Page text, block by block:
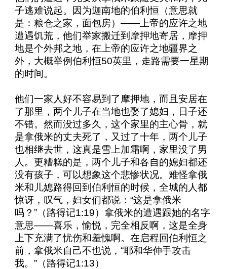
子逃难说起。因为迦南地的伯利恒（意思就
是：粮仓之家，面包房）——上帝的应许之地
遭遇饥荒，他们举家搬迁到摩押地寄居，摩押
地是个外邦之地，在上帝的应许之地疆界之
外，大概举例伯利恒50英里，走路需要一星期
的时间。
他们一家人好不容易到了摩押地，而且安居在
了那里，两个儿子在当地也娶了媳妇，日子还
不错。然而没过多久，这个家里的主心骨，就
是拿俄米的丈夫死了，又过了十年，两个儿子
也相继去世，这真是雪上加霜啊，家里没了男
人。更糟糕的是，两个儿子和各自的媳妇都还
没有孩子，可以想象这个悲惨状况。难怪拿俄
米和儿媳路得回到伯利恒的时候，全城的人都
惊讶，叹气，妇女们都说：“这是拿俄米
吗？”（路得记1:19）拿俄米的遭遇跟她的名字
意思——喜乐，愉悦，完全相反啊，这是全身
上下充满了忧伤和羞愧啊。在启程回伯利恒之
前，拿俄米自己不也说，“耶和华伸手攻击
我。”（路得记1:13）